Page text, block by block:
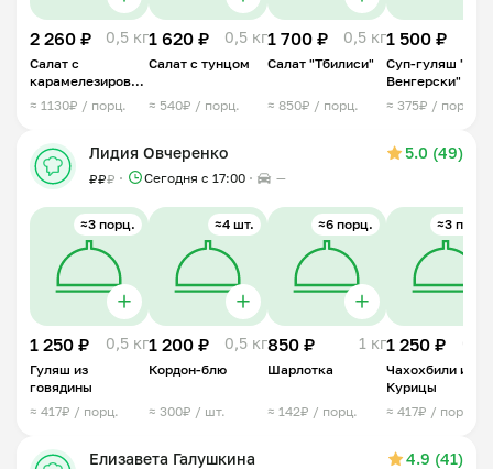
2 260 ₽ 0,5 кг
Салат с
карамелезированной
грушей и сыром
≈ 1130₽ / порц.
1 620 ₽ 0,5 кг
Салат с тунцом
≈ 540₽ / порц.
1 700 ₽ 0,5 кг
Салат "Тбилиси"
≈ 850₽ / порц.
1 500 ₽
Суп-гуляш "По-
Венгерски"
≈ 375₽ / порц.
Лидия Овчеренко 5.0 (49)
₽₽₽ Сегодня с 17:00 —
≈3 порц.
1 250 ₽ 0,5 кг
Гуляш из
говядины
≈ 417₽ / порц.
≈4 шт.
1 200 ₽ 0,5 кг
Кордон-блю
≈ 300₽ / шт.
≈6 порц.
850 ₽ 1 кг
Шарлотка
≈ 142₽ / порц.
≈3 порц.
1 250 ₽
Чахохбили из
Курицы
≈ 417₽ / порц.
Елизавета Галушкина 4.9 (41)